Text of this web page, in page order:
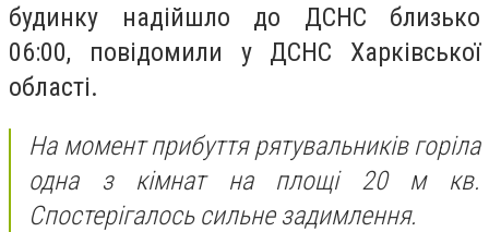
будинку надійшло до ДСНС близько
06:00, повідомили у ДСНС Харківської
області.
На момент прибуття рятувальників горіла
одна з кімнат на площі 20 м кв.
Спостерігалось сильне задимлення.